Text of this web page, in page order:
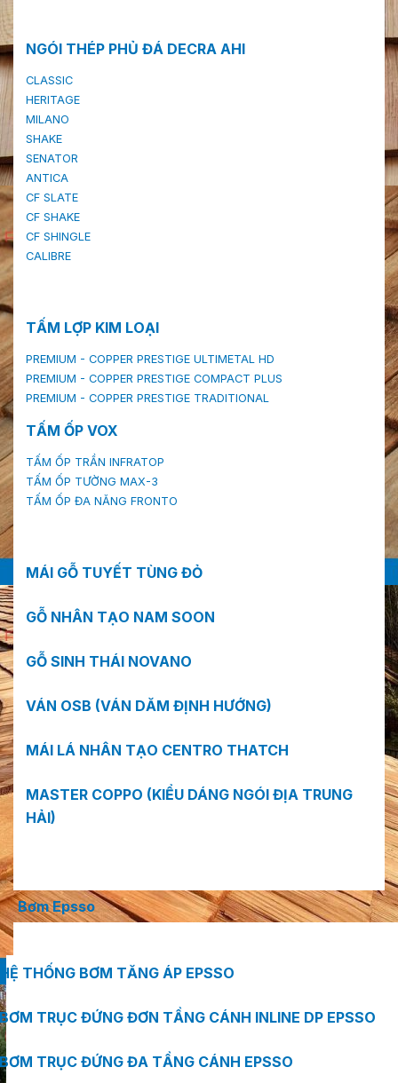
NGÓI THÉP PHỦ ĐÁ DECRA AHI
CLASSIC
HERITAGE
MILANO
SHAKE
SENATOR
ANTICA
CF SLATE
CF SHAKE
CF SHINGLE
CALIBRE
TẤM LỢP KIM LOẠI
PREMIUM - COPPER PRESTIGE ULTIMETAL HD
PREMIUM - COPPER PRESTIGE COMPACT PLUS
PREMIUM - COPPER PRESTIGE TRADITIONAL
TẤM ỐP VOX
TẤM ỐP TRẦN INFRATOP
TẤM ỐP TƯỜNG MAX-3
TẤM ỐP ĐA NĂNG FRONTO
MÁI GỖ TUYẾT TÙNG ĐỎ
GỖ NHÂN TẠO NAM SOON
GỖ SINH THÁI NOVANO
VÁN OSB (VÁN DĂM ĐỊNH HƯỚNG)
MÁI LÁ NHÂN TẠO CENTRO THATCH
MASTER COPPO (KIỂU DÁNG NGÓI ĐỊA TRUNG
HẢI)
Bơm Epsso
HỆ THỐNG BƠM TĂNG ÁP EPSSO
BƠM TRỤC ĐỨNG ĐƠN TẦNG CÁNH INLINE DP EPSSO
BƠM TRỤC ĐỨNG ĐA TẦNG CÁNH EPSSO